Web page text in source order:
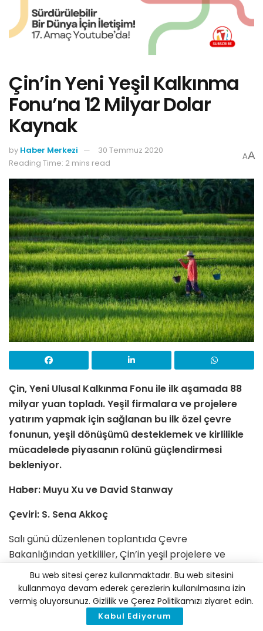
Çin’in Yeni Yeşil Kalkınma
Fonu’na 12 Milyar Dolar
Kaynak
by Haber Merkezi
30 Temmuz 2020
Reading Time: 2 mins read
AA
Çin, Yeni Ulusal Kalkınma Fonu ile ilk aşamada 88
milyar yuan topladı. Yeşil firmalara ve projelere
yatırım yapmak için sağlanan bu ilk özel çevre
fonunun, yeşil dönüşümü desteklemek ve kirlilikle
mücadelede piyasanın rolünü güçlendirmesi
bekleniyor.
Haber: Muyu Xu ve David Stanway
Çeviri: S. Sena Akkoç
Salı günü düzenlenen toplantıda Çevre
Bakanlığından yetkililer, Çin’in yeşil projelere ve
firmalara yatırım yapılmak için sağlanan ilk özel
çevre fonunun birinci aşamasında 88 milyar yuan
(12,59 milyar dolar) topladığını açıkladı.
Çin Ekoloji ve Çevre Bakanlığı’nın (MEE) finans
Bu web sitesi çerez kullanmaktadır. Bu web sitesini
kullanmaya devam ederek çerezlerin kullanılmasına izin
vermiş oluyorsunuz. Gizlilik ve Çerez Politikamızı ziyaret edin.
Kabul Ediyorum